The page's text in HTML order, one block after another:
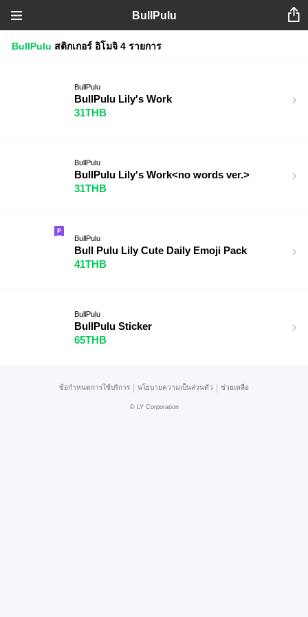
BullPulu
BullPulu สติกเกอร์ อิโมจิ 4 รายการ
BullPulu
BullPulu Lily's Work
31THB
BullPulu
BullPulu Lily's Work<no words ver.>
31THB
BullPulu
Bull Pulu Lily Cute Daily Emoji Pack
41THB
BullPulu
BullPulu Sticker
65THB
ข้อกำหนดการใช้บริการ นโยบายความเป็นส่วนตัว ช่วยเหลือ
© LY Corporation